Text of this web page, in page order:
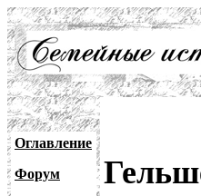
Оглавление
Форум